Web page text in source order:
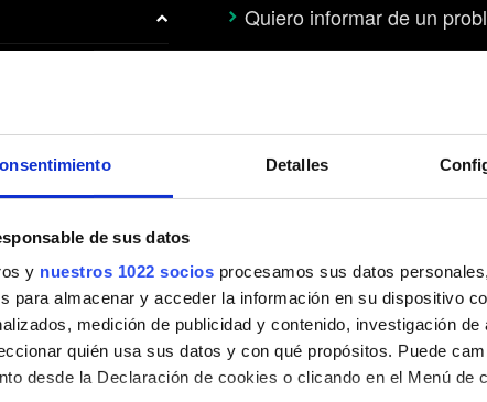
Detalles
de sus datos
y nuestros 1022 socios procesamos sus datos
para almacenar y acceder la información en su dispositivo
medición de publicidad y contenido, investigación
quién usa sus datos y con qué propósitos. Puede
desde la Declaración de cookies o clicando en el Menú de
Quiero informar de un
Base de datos de
Textos y
La habilidad no funciona
Consejos de juego